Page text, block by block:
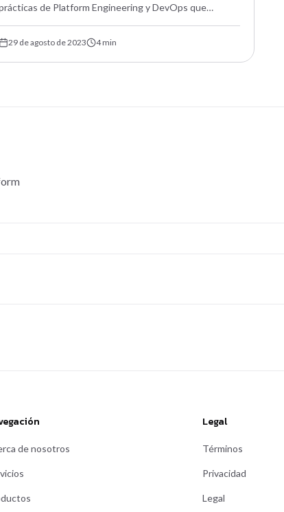
de Platform Engineering y DevOps que
automatización.
29 de agosto de 2023 4min
de nosotros
Legal
Términos
Privacidad
Legal